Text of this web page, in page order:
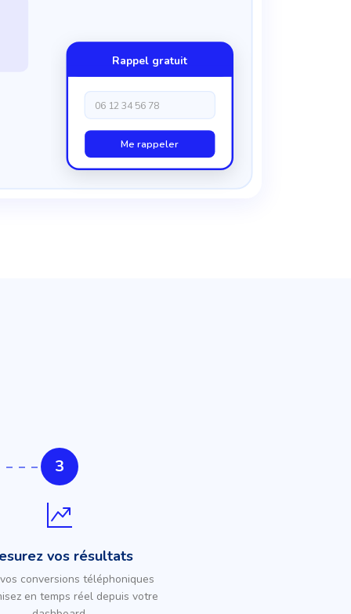
Rappel gratuit
06 12 34 56 78
Me rappeler
3
vos résultats
conversions téléphoniques
en temps réel depuis votre